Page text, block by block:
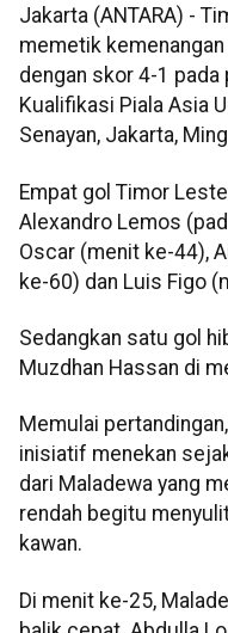
Jakarta (ANTARA) -
memetik
dengan skor 4-1
Kualifikasi Piala Asia
Senayan, Jakarta,
Empat gol Timor
Alexandro Lemos
Oscar (menit ke-44),
ke-60) dan Luis Figo
Sedangkan satu gol
Muzdhan Hassan di
Memulai
inisiatif menekan
dari Maladewa yang
rendah begitu
kawan.
Di menit ke-25,